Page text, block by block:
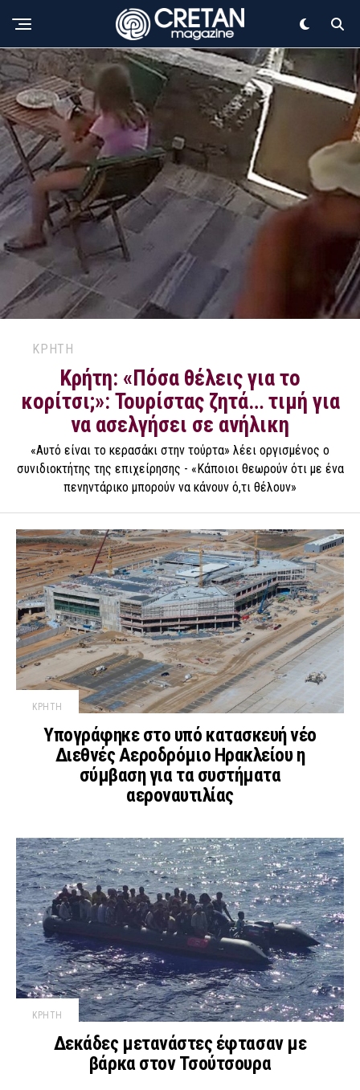
ΚΡΗΤΗ
Κρήτη: «Πόσα θέλεις για το
κορίτσι;»: Τουρίστας ζητά… τιμή για
να ασελγήσει σε ανήλικη
«Αυτό είναι το κερασάκι στην τούρτα» λέει οργισμένος ο
συνιδιοκτήτης της επιχείρησης - «Κάποιοι θεωρούν ότι με ένα
πενηντάρικο μπορούν να κάνουν ό,τι θέλουν»
ΚΡΗΤΗ
Υπογράφηκε στο υπό κατασκευή νέο
Διεθνές Αεροδρόμιο Ηρακλείου η
σύμβαση για τα συστήματα
αεροναυτιλίας
ΚΡΗΤΗ
Δεκάδες μετανάστες έφτασαν με
βάρκα στον Τσούτσουρα